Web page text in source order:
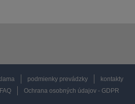
podmienky prevádzky
kontakty
FAQ Ochrana osobných údajov - GDPR